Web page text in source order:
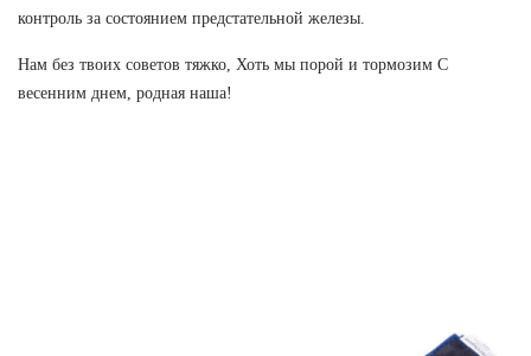
контроль за состоянием предстательной железы.
Нам без твоих советов тяжко, Хоть мы порой и тормозим С
весенним днем, родная наша!